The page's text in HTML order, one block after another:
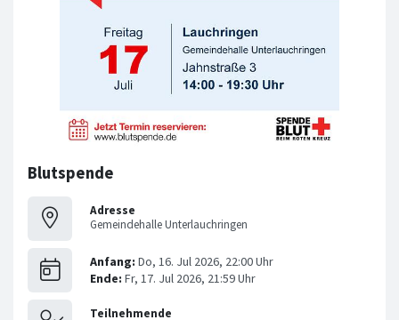
Blutspende
Adresse
Gemeindehalle Unterlauchringen